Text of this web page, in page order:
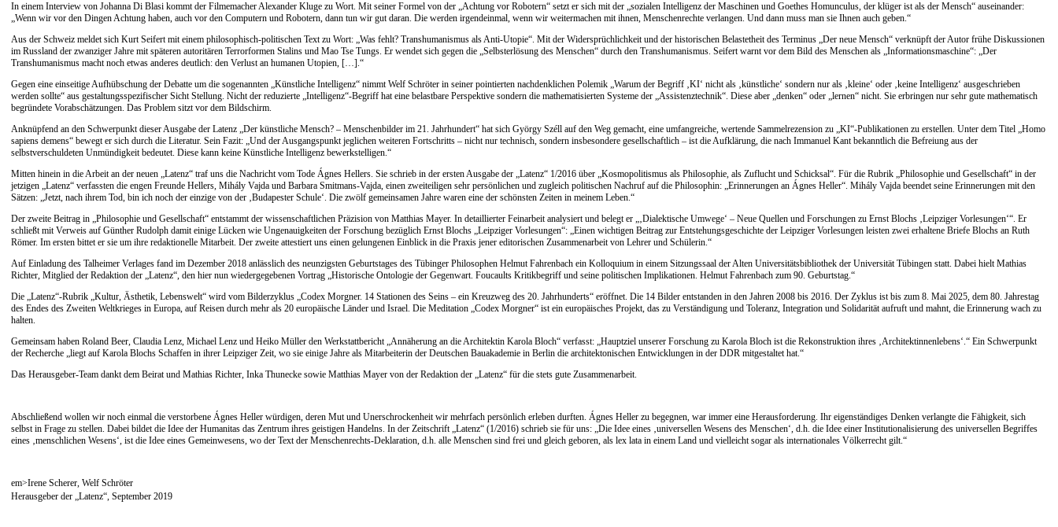
In einem Interview von Johanna Di Blasi kommt der Filmemacher Alexander Kluge zu Wort. Mit seiner Formel von der „Achtung vor Robotern“ setzt er sich mit der „sozialen Intelligenz der Maschinen und Goethes Homunculus, der klüger ist als der Mensch“ auseinander:
„Wenn wir vor den Dingen Achtung haben, auch vor den Computern und Robotern, dann tun wir gut daran. Die werden irgendeinmal, wenn wir weitermachen mit ihnen, Menschenrechte verlangen. Und dann muss man sie Ihnen auch geben.“
Aus der Schweiz meldet sich Kurt Seifert mit einem philosophisch-politischen Text zu Wort: „Was fehlt? Transhumanismus als Anti-Utopie“. Mit der Widersprüchlichkeit und der historischen Belastetheit des Terminus „Der neue Mensch“ verknüpft der Autor frühe Diskussionen
im Russland der zwanziger Jahre mit späteren autoritären Terrorformen Stalins und Mao Tse Tungs. Er wendet sich gegen die „Selbsterlösung des Menschen“ durch den Transhumanismus. Seifert warnt vor dem Bild des Menschen als „Informationsmaschine“: „Der
Transhumanismus macht noch etwas anderes deutlich: den Verlust an humanen Utopien, […].“
Gegen eine einseitige Aufhübschung der Debatte um die sogenannten „Künstliche Intelligenz“ nimmt Welf Schröter in seiner pointierten nachdenklichen Polemik „Warum der Begriff ‚KI‘ nicht als ‚künstliche‘ sondern nur als ‚kleine‘ oder ‚keine Intelligenz‘ ausgeschrieben
werden sollte“ aus gestaltungsspezifischer Sicht Stellung. Nicht der reduzierte „Intelligenz“-Begriff hat eine belastbare Perspektive sondern die mathematisierten Systeme der „Assistenztechnik“. Diese aber „denken“ oder „lernen“ nicht. Sie erbringen nur sehr gute mathematisch
begründete Vorabschätzungen. Das Problem sitzt vor dem Bildschirm.
Anknüpfend an den Schwerpunkt dieser Ausgabe der Latenz „Der künstliche Mensch? – Menschenbilder im 21. Jahrhundert“ hat sich György Széll auf den Weg gemacht, eine umfangreiche, wertende Sammelrezension zu „KI“-Publikationen zu erstellen. Unter dem Titel „Homo
sapiens demens“ bewegt er sich durch die Literatur. Sein Fazit: „Und der Ausgangspunkt jeglichen weiteren Fortschritts – nicht nur technisch, sondern insbesondere gesellschaftlich – ist die Aufklärung, die nach Immanuel Kant bekanntlich die Befreiung aus der
selbstverschuldeten Unmündigkeit bedeutet. Diese kann keine Künstliche Intelligenz bewerkstelligen.“
Mitten hinein in die Arbeit an der neuen „Latenz“ traf uns die Nachricht vom Tode Ágnes Hellers. Sie schrieb in der ersten Ausgabe der „Latenz“ 1/2016 über „Kosmopolitismus als Philosophie, als Zuflucht und Schicksal“. Für die Rubrik „Philosophie und Gesellschaft“ in der
jetzigen „Latenz“ verfassten die engen Freunde Hellers, Mihály Vajda und Barbara Smitmans-Vajda, einen zweiteiligen sehr persönlichen und zugleich politischen Nachruf auf die Philosophin: „Erinnerungen an Ágnes Heller“. Mihály Vajda beendet seine Erinnerungen mit den
Sätzen: „Jetzt, nach ihrem Tod, bin ich noch der einzige von der ‚Budapester Schule‘. Die zwölf gemeinsamen Jahre waren eine der schönsten Zeiten in meinem Leben.“
Der zweite Beitrag in „Philosophie und Gesellschaft“ entstammt der wissenschaftlichen Präzision von Matthias Mayer. In detaillierter Feinarbeit analysiert und belegt er „‚Dialektische Umwege‘ – Neue Quellen und Forschungen zu Ernst Blochs ‚Leipziger Vorlesungen‘“. Er
schließt mit Verweis auf Günther Rudolph damit einige Lücken wie Ungenauigkeiten der Forschung bezüglich Ernst Blochs „Leipziger Vorlesungen“: „Einen wichtigen Beitrag zur Entstehungsgeschichte der Leipziger Vorlesungen leisten zwei erhaltene Briefe Blochs an Ruth
Römer. Im ersten bittet er sie um ihre redaktionelle Mitarbeit. Der zweite attestiert uns einen gelungenen Einblick in die Praxis jener editorischen Zusammenarbeit von Lehrer und Schülerin.“
Auf Einladung des Talheimer Verlages fand im Dezember 2018 anlässlich des neunzigsten Geburtstages des Tübinger Philosophen Helmut Fahrenbach ein Kolloquium in einem Sitzungssaal der Alten Universitätsbibliothek der Universität Tübingen statt. Dabei hielt Mathias
Richter, Mitglied der Redaktion der „Latenz“, den hier nun wiedergegebenen Vortrag „Historische Ontologie der Gegenwart. Foucaults Kritikbegriff und seine politischen Implikationen. Helmut Fahrenbach zum 90. Geburtstag.“
Die „Latenz“-Rubrik „Kultur, Ästhetik, Lebenswelt“ wird vom Bilderzyklus „Codex Morgner. 14 Stationen des Seins – ein Kreuzweg des 20. Jahrhunderts“ eröffnet. Die 14 Bilder entstanden in den Jahren 2008 bis 2016. Der Zyklus ist bis zum 8. Mai 2025, dem 80. Jahrestag
des Endes des Zweiten Weltkrieges in Europa, auf Reisen durch mehr als 20 europäische Länder und Israel. Die Meditation „Codex Morgner“ ist ein europäisches Projekt, das zu Verständigung und Toleranz, Integration und Solidarität aufruft und mahnt, die Erinnerung wach zu
halten.
Gemeinsam haben Roland Beer, Claudia Lenz, Michael Lenz und Heiko Müller den Werkstattbericht „Annäherung an die Architektin Karola Bloch“ verfasst: „Hauptziel unserer Forschung zu Karola Bloch ist die Rekonstruktion ihres ‚Architektinnenlebens‘.“ Ein Schwerpunkt
der Recherche „liegt auf Karola Blochs Schaffen in ihrer Leipziger Zeit, wo sie einige Jahre als Mitarbeiterin der Deutschen Bauakademie in Berlin die architektonischen Entwicklungen in der DDR mitgestaltet hat.“
Das Herausgeber-Team dankt dem Beirat und Mathias Richter, Inka Thunecke sowie Matthias Mayer von der Redaktion der „Latenz“ für die stets gute Zusammenarbeit.
Abschließend wollen wir noch einmal die verstorbene Ágnes Heller würdigen, deren Mut und Unerschrockenheit wir mehrfach persönlich erleben durften. Ágnes Heller zu begegnen, war immer eine Herausforderung. Ihr eigenständiges Denken verlangte die Fähigkeit, sich
selbst in Frage zu stellen. Dabei bildet die Idee der Humanitas das Zentrum ihres geistigen Handelns. In der Zeitschrift „Latenz“ (1/2016) schrieb sie für uns: „Die Idee eines ‚universellen Wesens des Menschen‘, d.h. die Idee einer Institutionalisierung des universellen Begriffes
eines ‚menschlichen Wesens‘, ist die Idee eines Gemeinwesens, wo der Text der Menschenrechts-Deklaration, d.h. alle Menschen sind frei und gleich geboren, als lex lata in einem Land und vielleicht sogar als internationales Völkerrecht gilt.“
em>Irene Scherer, Welf Schröter
Herausgeber der „Latenz“, September 2019